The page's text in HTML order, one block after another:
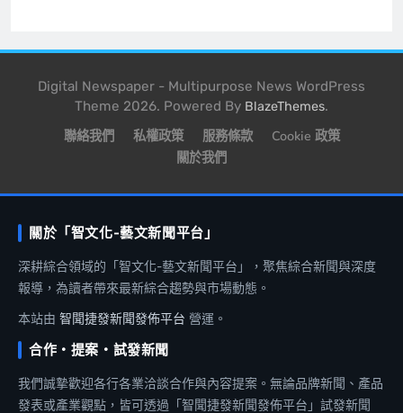
Digital Newspaper - Multipurpose News WordPress
Theme 2026. Powered By BlazeThemes.
聯絡我們 私權政策 服務條款
Cookie 政策
關於我們
關於「智文化-藝文新聞平台」
深耕綜合領域的「智文化-藝文新聞平台」，聚焦綜合新聞與深度
報導，為讀者帶來最新綜合趨勢與市場動態。
本站由 智聞捷發新聞發佈平台 營運。
合作・提案・試發新聞
我們誠摯歡迎各行各業洽談合作與內容提案。無論品牌新聞、產品
發表或產業觀點，皆可透過「智聞捷發新聞發佈平台」試發新聞